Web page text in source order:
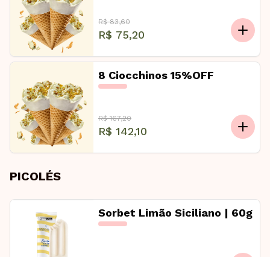
R$ 83,60
R$ 75,20
8 Ciocchinos 15%OFF
R$ 167,20
R$ 142,10
PICOLÉS
Sorbet Limão Siciliano | 60g